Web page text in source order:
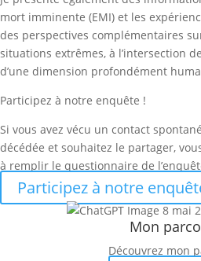
mort imminente (EMI) et les
des perspectives complémentaires
situations extrêmes, à l’intersection
d’une dimension profondément
Participez à notre enquête !
Si vous avez vécu un contact
décédée et souhaitez le partager,
à remplir le questionnaire de
Participez à notre
Mon
Découvrez mon